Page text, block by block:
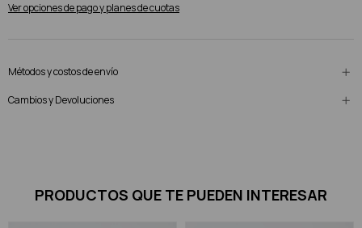
Ver opciones de pago y planes de cuotas
Métodos y costos de envío
Cambios y Devoluciones
PRODUCTOS QUE TE PUEDEN INTERESAR